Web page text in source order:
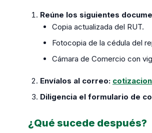
Reúne los siguientes
Copia actualizada del RUT.
Fotocopia de la cédula del
Cámara de Comercio con
Envíalos al correo:
Diligencia el formulario de
¿Qué sucede después?